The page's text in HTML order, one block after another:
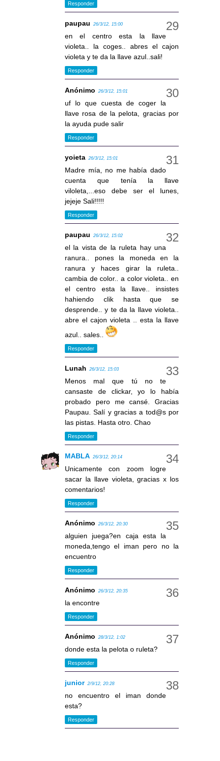
Responder
paupau 26/3/12, 15:00
en el centro esta la llave
violeta.. la coges.. abres el cajon
violeta y te da la llave azul..sali!
Responder
Anónimo 26/3/12, 15:01
uf lo que cuesta de coger la
llave rosa de la pelota, gracias por
la ayuda pude salir
Responder
yoieta 26/3/12, 15:01
Madre mía, no me había dado
cuenta que tenía la llave
viloleta,...eso debe ser el lunes,
jejeje Sali!!!!!
Responder
paupau 26/3/12, 15:02
el la vista de la ruleta hay una
ranura.. pones la moneda en la
ranura y haces girar la ruleta..
cambia de color.. a color violeta.. en
el centro esta la llave.. insistes
hahiendo clik hasta que se
desprende.. y te da la llave violeta..
abre el cajon violeta .. esta la llave
azul.. sales..
Responder
Lunah 26/3/12, 15:03
Menos mal que tú no te
cansaste de clickar, yo lo había
probado pero me cansé. Gracias
Paupau. Salí y gracias a tod@s por
las pistas. Hasta otro. Chao
Responder
MABLA 26/3/12, 20:14
Unicamente con zoom logre
sacar la llave violeta, gracias x los
comentarios!
Responder
Anónimo 26/3/12, 20:30
alguien juega?en caja esta la
moneda,tengo el iman pero no la
encuentro
Responder
Anónimo 26/3/12, 20:35
la encontre
Responder
Anónimo 28/3/12, 1:02
donde esta la pelota o ruleta?
Responder
junior 2/9/12, 20:28
no encuentro el iman donde
esta?
Responder